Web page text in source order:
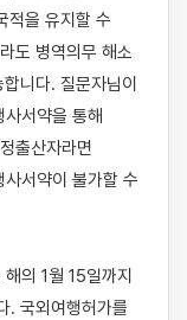
적을 유지할 수
도 병역의무 해소
니다. 질문자님이
서약을 통해
출산자라면
서약이 불가할 수
의 1월 15일까지
. 국외여행허가를